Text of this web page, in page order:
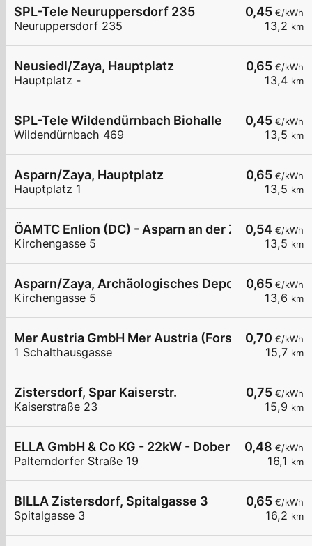
0,45 €/kWh
13,2 km
SPL-Tele Neuruppersdorf 235
Neuruppersdorf 235
0,65 €/kWh
13,4 km
Neusiedl/Zaya, Hauptplatz
Hauptplatz -
0,45 €/kWh
13,5 km
SPL-Tele Wildendürnbach Biohalle
Wildendürnbach 469
0,65 €/kWh
13,5 km
Asparn/Zaya, Hauptplatz
Hauptplatz 1
0,54 €/kWh
13,5 km
ÖAMTC Enlion (DC) - Asparn an der Zaya
Kirchengasse 5
0,65 €/kWh
13,6 km
Asparn/Zaya, Archäologisches Depot
Kirchengasse 5
0,70 €/kWh
15,7 km
Mer Austria GmbH Mer Austria (Forstinger) -
1 Schalthausgasse
0,75 €/kWh
15,9 km
Zistersdorf, Spar Kaiserstr.
Kaiserstraße 23
0,48 €/kWh
16,1 km
ELLA GmbH & Co KG - 22kW - Dobermannsdorf -
Palterndorfer Straße 19
0,65 €/kWh
16,2 km
BILLA Zistersdorf, Spitalgasse 3
Spitalgasse 3